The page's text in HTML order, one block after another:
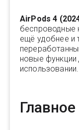
AirPods 4
беспроводные
ещё удобнее и
новые
использовании.